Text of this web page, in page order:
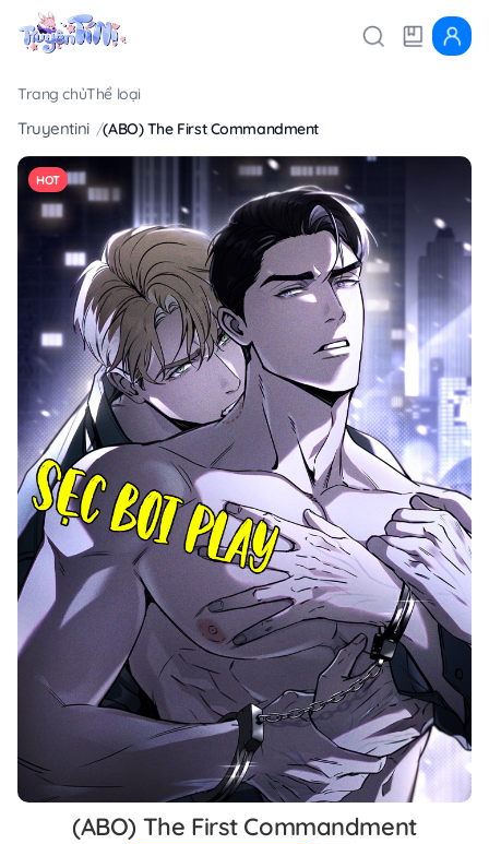
Trang chủThể loại
Truyentini (ABO) The First Commandment
HOT
(ABO) The First Commandment